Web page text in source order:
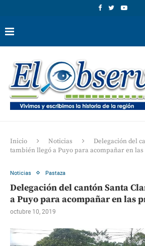
Inicio Noticias
Delegación del
también llegó a Puyo para acompañar en las
Noticias Pastaza
Delegación del cantón Santa
a Puyo para acompañar en las
octubre 10, 2019